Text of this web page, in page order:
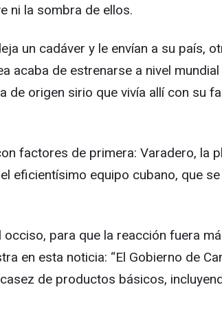
ni la sombra de ellos.
un cadáver y le envían a su país,
de estrenarse a nivel
de origen sirio que vivía allí con su
factores de primera: Varadero, la
eficientísimo equipo cubano, que
para que la reacción fuera
en esta noticia: “El Gobierno de
de productos básicos,